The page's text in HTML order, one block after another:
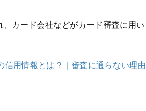
カード会社などがカード審査に用い
用情報とは？｜審査に通らない理由